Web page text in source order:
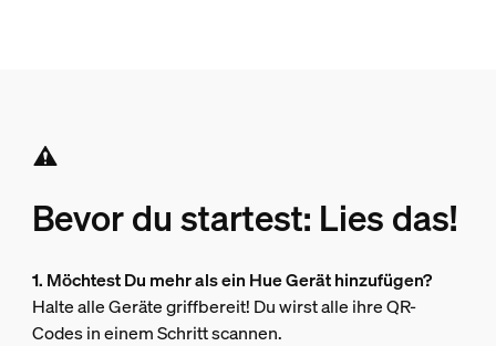
Bevor du startest: Lies das!
1. Möchtest Du mehr als ein Hue Gerät hinzufügen?
Halte alle Geräte griffbereit! Du wirst alle ihre QR-
Codes in einem Schritt scannen.